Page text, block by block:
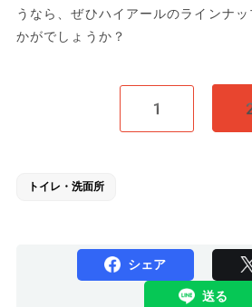
うなら、ぜひハイアールのラインナ
かがでしょうか？
1
トイレ・洗面所
シェア
送る